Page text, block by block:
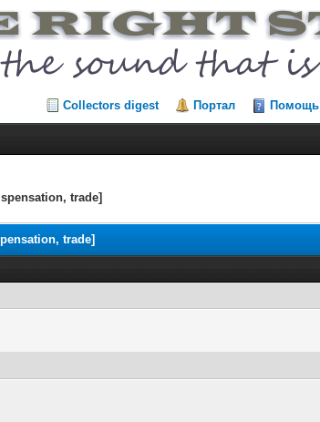
Collectors digest Портал Помощь
trade]
trade]